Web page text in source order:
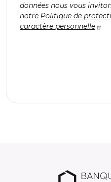
données nous vous
notre Politique de
caractère personnelle